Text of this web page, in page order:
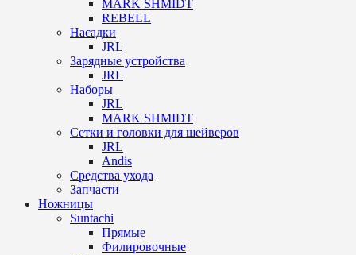
MARK SHMIDT
REBELL
Насадки
JRL
Зарядные устройства
JRL
Наборы
JRL
MARK SHMIDT
Сетки и головки для шейверов
JRL
Andis
Средства ухода
Запчасти
Ножницы
Suntachi
Прямые
Филировочные